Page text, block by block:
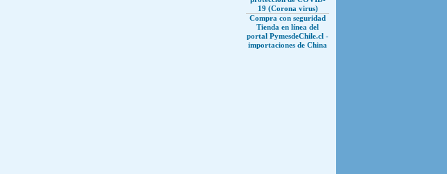
19 (Corona virus)
Compra con seguridad
Tienda en línea del
portal PymesdeChile.cl -
importaciones de China